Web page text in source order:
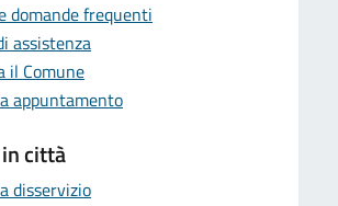
domande frequenti
assistenza
il Comune
appuntamento
città
disservizio